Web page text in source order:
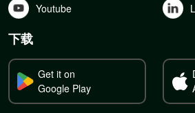
Youtube
下载
Get it on
Google Play